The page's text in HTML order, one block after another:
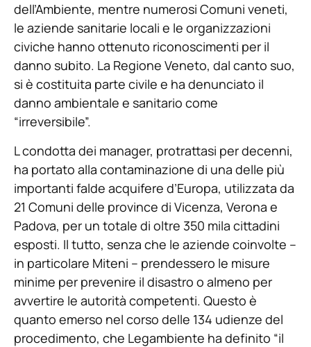
dell’Ambiente, mentre numerosi Comuni veneti,
le aziende sanitarie locali e le organizzazioni
civiche hanno ottenuto riconoscimenti per il
danno subito. La Regione Veneto, dal canto suo,
si è costituita parte civile e ha denunciato il
danno ambientale e sanitario come
“irreversibile”.
L condotta dei manager, protrattasi per decenni,
ha portato alla contaminazione di una delle più
importanti falde acquifere d’Europa, utilizzata da
21 Comuni delle province di Vicenza, Verona e
Padova, per un totale di oltre 350 mila cittadini
esposti. Il tutto, senza che le aziende coinvolte –
in particolare Miteni – prendessero le misure
minime per prevenire il disastro o almeno per
avvertire le autorità competenti. Questo è
quanto emerso nel corso delle 134 udienze del
procedimento, che Legambiente ha definito “il